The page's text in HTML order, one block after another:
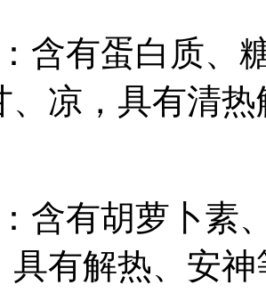
含有蛋白质、
、凉，具有清
含有胡萝卜素
具有解热、安